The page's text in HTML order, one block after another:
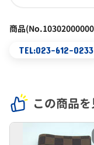
商品
TEL:023-612-0233
この商品